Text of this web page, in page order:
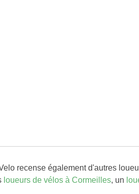
recense également d'autres
loueurs de vélos à Cormeilles, un